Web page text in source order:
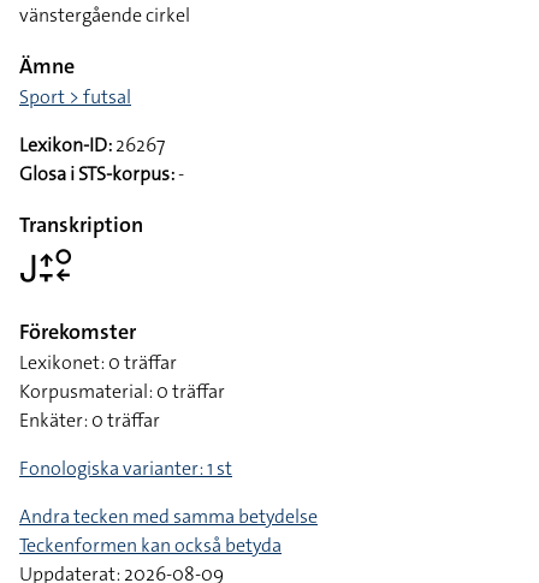
vänstergående cirkel
Ämne
Sport > futsal
Lexikon-ID:26267
Glosa i STS-korpus:-
Transkription
􌤢􌤴􌥙􌥰􌦈
Förekomster
Lexikonet: 0 träffar
Korpusmaterial: 0 träffar
Enkäter: 0 träffar
Fonologiska varianter: 1 st
Andra tecken med samma betydelse
Teckenformen kan också betyda
Uppdaterat: 2026-08-09